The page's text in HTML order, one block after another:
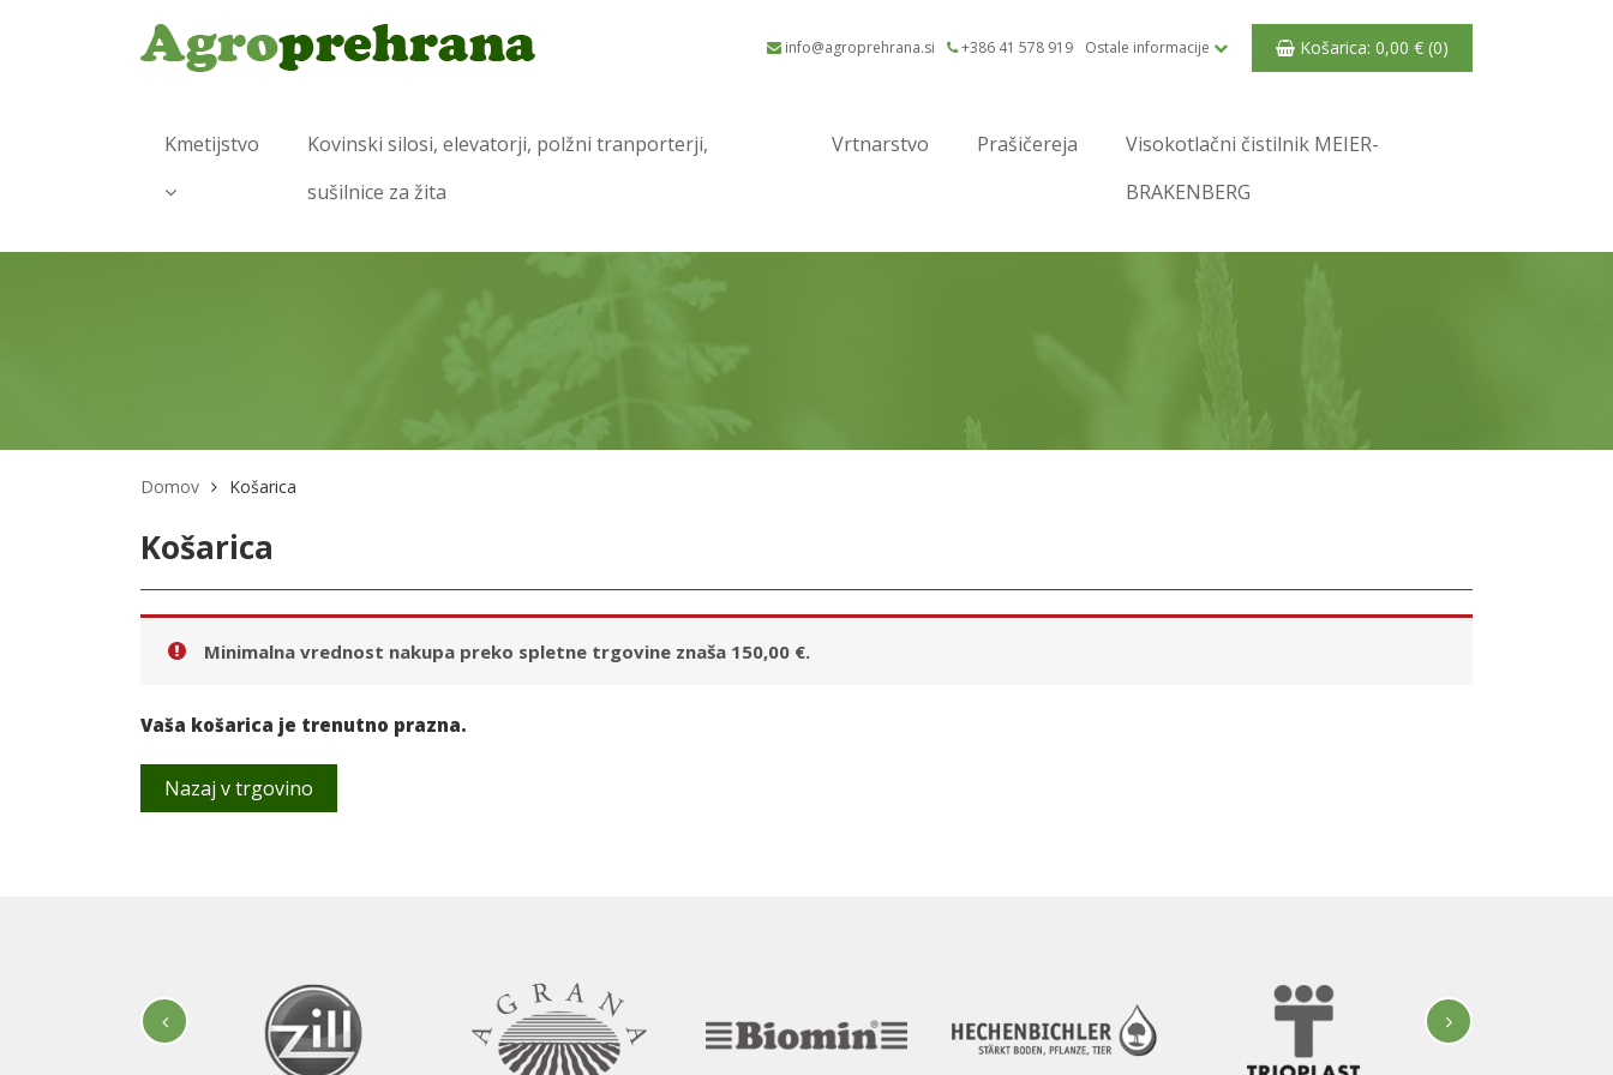
Košarica: 0,00 € (0)
info@agroprehrana.si +386 41 578 919 Ostale informacije
Kmetijstvo
Kovinski silosi, elevatorji, polžni tranporterji,
sušilnice za žita
Vrtnarstvo Prašičereja
Visokotlačni čistilnik MEIER-
BRAKENBERG
Domov Košarica
Košarica
Minimalna vrednost nakupa preko spletne trgovine znaša 150,00 €.
Vaša košarica je trenutno prazna.
Nazaj v trgovino